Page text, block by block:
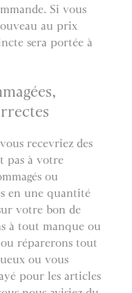
Si vous
au prix
sera portée à
recevriez des
pas à votre
ou
en une quantité
votre bon de
à tout manque ou
réparerons tout
ou vous
pour les articles